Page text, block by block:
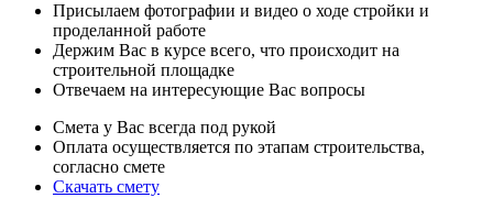
Присылаем фотографии и видео о ходе стройки и
проделанной работе
Держим Вас в курсе всего, что происходит на
строительной площадке
Отвечаем на интересующие Вас вопросы
Смета у Вас всегда под рукой
Оплата осуществляется по этапам строительства,
согласно смете
Скачать смету